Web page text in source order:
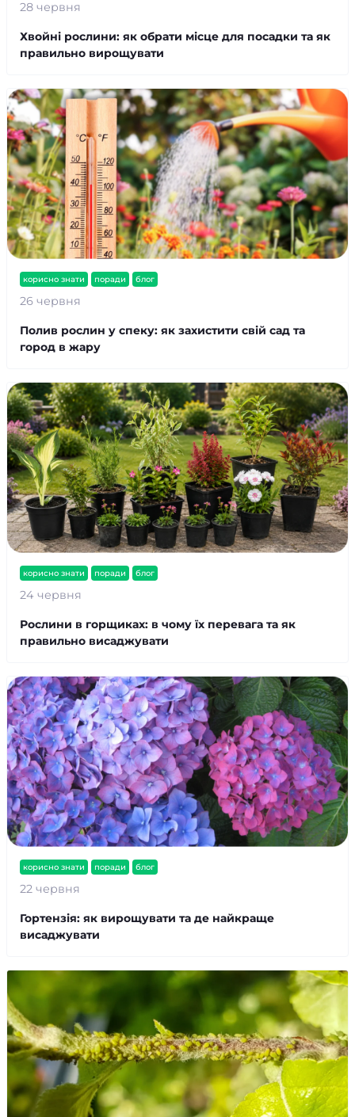
28 червня
Хвойні рослини: як обрати місце для посадки та як
правильно вирощувати
корисно знати поради блог
26 червня
Полив рослин у спеку: як захистити свій сад та
город в жару
корисно знати поради блог
24 червня
Рослини в горщиках: в чому їх перевага та як
правильно висаджувати
корисно знати поради блог
22 червня
Гортензія: як вирощувати та де найкраще
висаджувати